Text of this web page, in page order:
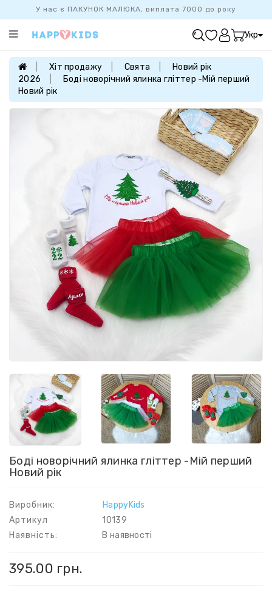
У нас є ПАКУНОК МАЛЮКА, виплата 7000 до року
Категорії
ПРОДАЖУ
БАЗОВА
КОЛЕКЦІЯ
Укр
Хіт продажу Свята
Новий рік
2026
Боді новорічний ялинка гліттер -Мій перший
Новий рік
Боді новорічний ялинка гліттер -Мій перший
Новий рік
Виробник:
HappyKids
Артикул
10139
Наявність:
В наявності
395.00 грн.